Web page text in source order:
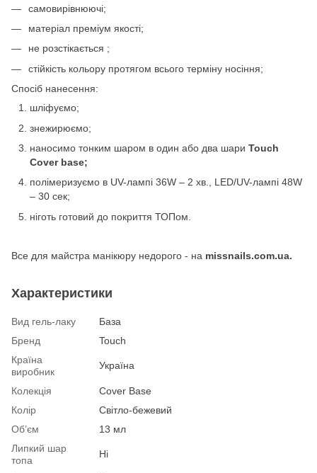
самовирівнюючі;
матеріал преміум якості;
не розстікається ;
стійкість кольору протягом всього терміну носіння;
Спосіб нанесення:
шліфуємо;
знежирюємо;
наносимо тонким шаром в один або два шари Touch
Cover base;
полімеризуємо в UV-лампі 36W – 2 хв., LED/UV-лампі 48W
– 30 сек;
ніготь готовий до покриття ТОПом.
Все для майстра манікюру недорого - на missnails.com.ua.
Характеристики
Вид гель-лаку
База
Бренд
Touch
Країна
виробник
Україна
Колекція
Cover Base
Колір
Світло-бежевий
Об’єм
13 мл
Липкий шар
топа
Ні